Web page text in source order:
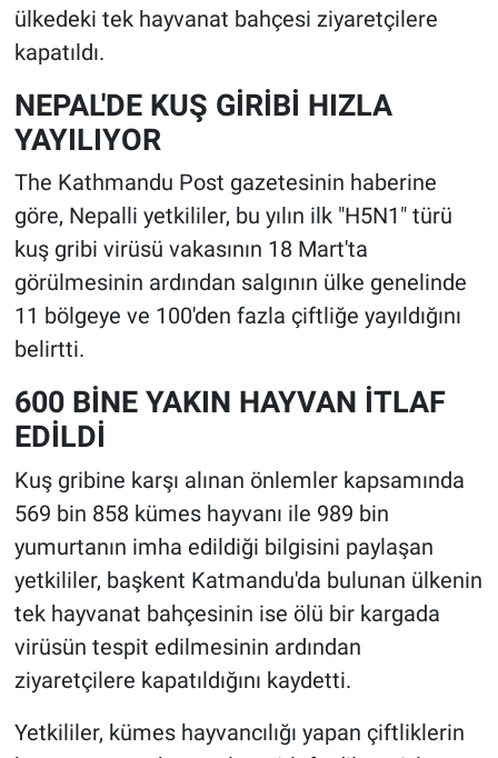
ülkedeki tek hayvanat bahçesi ziyaretçilere
kapatıldı.
NEPAL'DE KUŞ GİRİBİ HIZLA
YAYILIYOR
The Kathmandu Post gazetesinin haberine
göre, Nepalli yetkililer, bu yılın ilk "H5N1" türü
kuş gribi virüsü vakasının 18 Mart'ta
görülmesinin ardından salgının ülke genelinde
11 bölgeye ve 100'den fazla çiftliğe yayıldığını
belirtti.
600 BİNE YAKIN HAYVAN İTLAF
EDİLDİ
Kuş gribine karşı alınan önlemler kapsamında
569 bin 858 kümes hayvanı ile 989 bin
yumurtanın imha edildiği bilgisini paylaşan
yetkililer, başkent Katmandu'da bulunan ülkenin
tek hayvanat bahçesinin ise ölü bir kargada
virüsün tespit edilmesinin ardından
ziyaretçilere kapatıldığını kaydetti.
Yetkililer, kümes hayvancılığı yapan çiftliklerin